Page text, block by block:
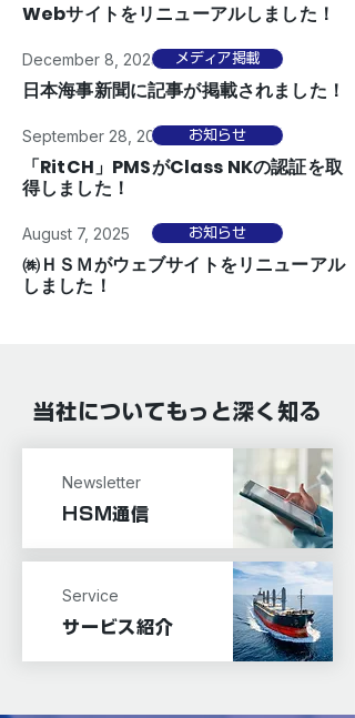
Webサイトをリニューアルしました！
December 8, 2025 メディア掲載
日本海事新聞に記事が掲載されました！
September 28, 2025 お知らせ
「RitCH」PMSがClass NKの認証を取
得しました！
August 7, 2025 お知らせ
㈱ＨＳＭがウェブサイトをリニューアル
しました！
当社についてもっと深く知る
Newsletter
HSM通信
Service
サービス紹介